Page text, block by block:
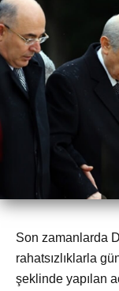
Son zamanlarda
rahatsızlıklarla
şeklinde yapılan